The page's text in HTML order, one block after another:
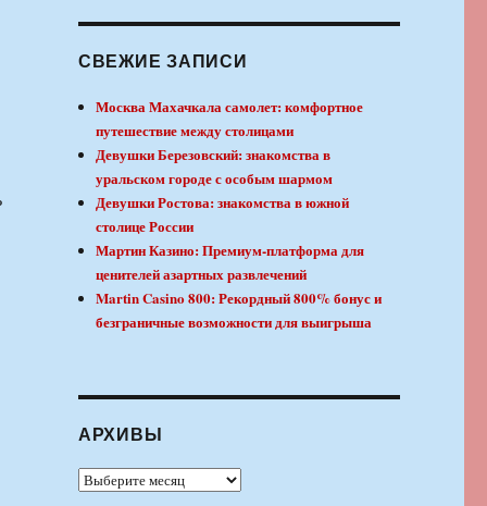
СВЕЖИЕ ЗАПИСИ
Москва Махачкала самолет: комфортное
путешествие между столицами
Девушки Березовский: знакомства в
уральском городе с особым шармом
Девушки Ростова: знакомства в южной
столице России
Мартин Казино: Премиум-платформа для
ценителей азартных развлечений
Martin Casino 800: Рекордный 800% бонус и
безграничные возможности для выигрыша
АРХИВЫ
Архивы